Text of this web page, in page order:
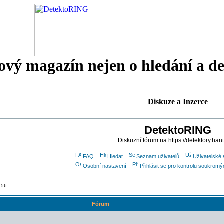
magazín nejen o hledání a
Diskuze a Inzerce
DetektoRING
Diskuzní fórum na https://
FAQ Hledat Seznam uživatelů
Uživatelské
Osobní nastavení
Přihlásit se pro kontrolu
Fórum